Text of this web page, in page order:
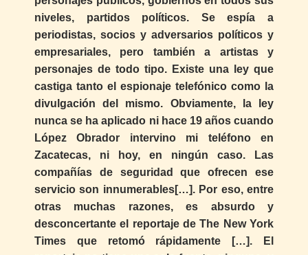
niveles, partidos políticos. Se espía a
periodistas, socios y adversarios políticos y
empresariales, pero también a artistas y
personajes de todo tipo. Existe una ley que
castiga tanto el espionaje telefónico como la
divulgación del mismo. Obviamente, la ley
nunca se ha aplicado ni hace 19 años cuando
López Obrador intervino mi teléfono en
Zacatecas, ni hoy, en ningún caso. Las
compañías de seguridad que ofrecen ese
servicio son innumerables[…]. Por eso, entre
otras muchas razones, es absurdo y
desconcertante el reportaje de The New York
Times que retomó rápidamente […]. El